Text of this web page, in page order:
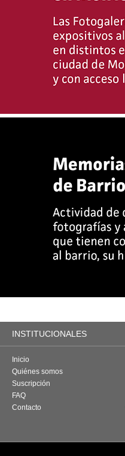
INSTITUCIONALES
Inicio
Quiénes somos
Suscripción
FAQ
Contacto